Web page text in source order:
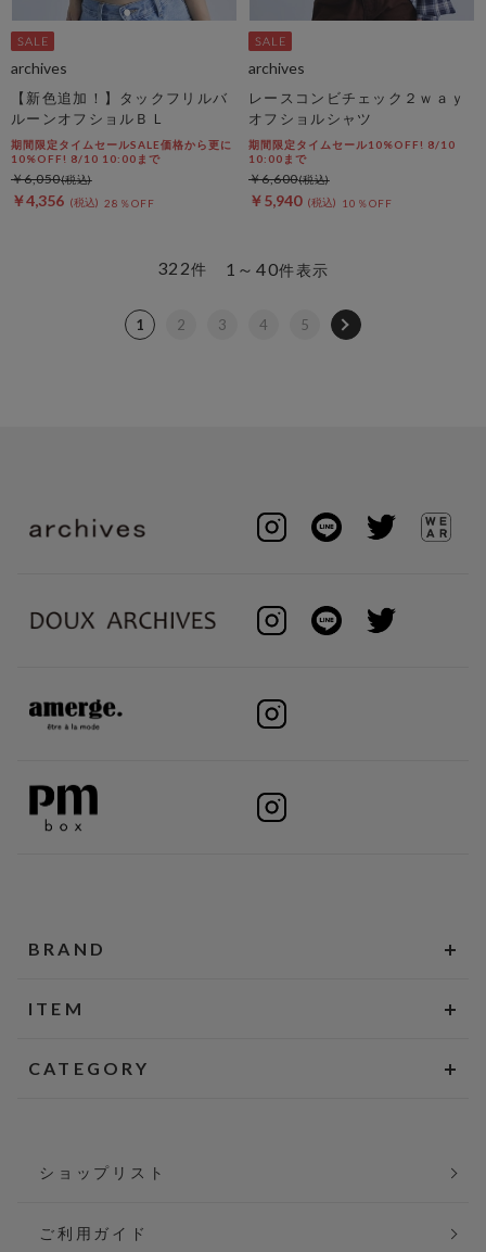
archives
【新色追加！】タックフリルバ
ルーンオフショルＢＬ
期間限定タイムセールSALE価格から更に
10%OFF! 8/10 10:00まで
￥6,050
￥4,356 28％OFF
archives
レースコンビチェック２ｗａｙ
オフショルシャツ
期間限定タイムセール10%OFF! 8/10
10:00まで
￥6,600
￥5,940 10％OFF
1～40件表示
322件
1 2 3 4 5
BRAND
ITEM
CATEGORY
ショップリスト
ご利用ガイド